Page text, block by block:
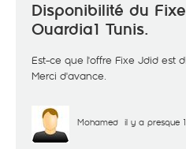
Disponibilité du
Ouardia1 Tunis.
Est-ce que l'offre Fixe Jdid est
Merci d'avance.
Mohamed il y a presque